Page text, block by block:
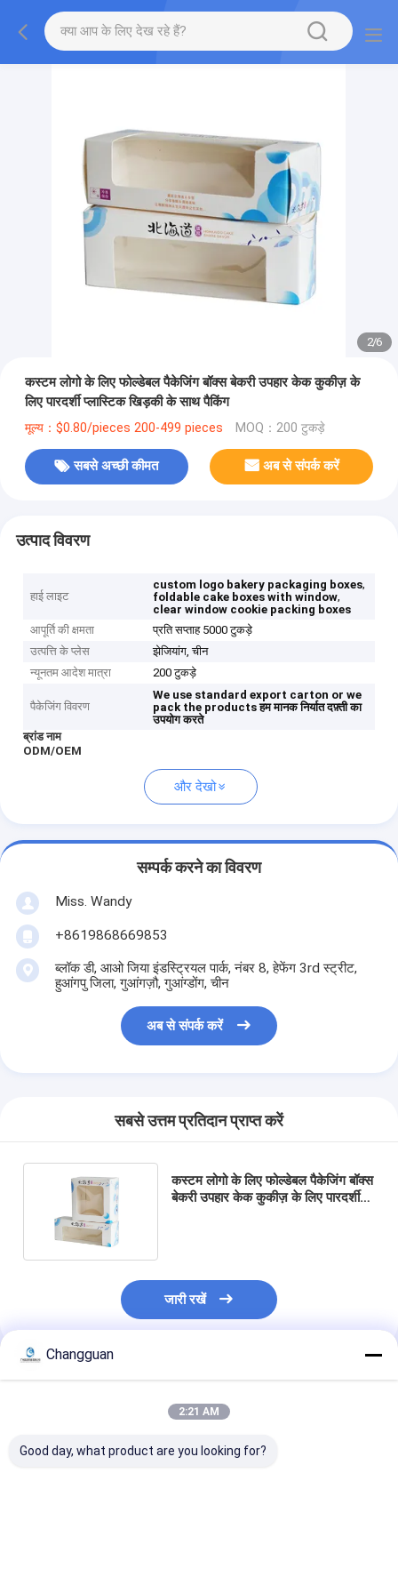
2/6
कस्टम लोगो के लिए फोल्डेबल पैकेजिंग बॉक्स बेकरी उपहार केक कुकीज़ के
लिए पारदर्शी प्लास्टिक खिड़की के साथ पैकिंग
मूल्य：$0.80/pieces 200-499 pieces MOQ：200 टुकड़े
सबसे अच्छी कीमत अब से संपर्क करें
उत्पाद विवरण
हाई लाइट
custom logo bakery packaging boxes,
foldable cake boxes with window,
clear window cookie packing boxes
आपूर्ति की क्षमता
प्रति सप्ताह 5000 टुकड़े
उत्पत्ति के प्लेस
झेजियांग, चीन
न्यूनतम आदेश मात्रा
200 टुकड़े
पैकेजिंग विवरण
We use standard export carton or we
pack the products हम मानक निर्यात दफ़्ती का
उपयोग करते
ब्रांड नाम
ODM/OEM
और देखो
सम्पर्क करने का विवरण
Miss. Wandy
+8619868669853
ब्लॉक डी, आओ जिया इंडस्ट्रियल पार्क, नंबर 8, हेफेंग 3rd स्ट्रीट,
हुआंगपु जिला, गुआंगज़ौ, गुआंग्डोंग, चीन
अब से संपर्क करें
सबसे उत्तम प्रतिदान प्राप्त करें
कस्टम लोगो के लिए फोल्डेबल पैकेजिंग बॉक्स
बेकरी उपहार केक कुकीज़ के लिए पारदर्शी
जारी रखें
अनुशंसित उत्पाद
Changguan
2:21 AM
Good day, what product are you looking for?